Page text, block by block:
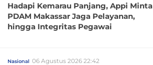
Hadapi Kemarau Panjang, Appi Minta
PDAM Makassar Jaga Pelayanan,
hingga Integritas Pegawai
Nasional 06 Agustus 2026 22:42